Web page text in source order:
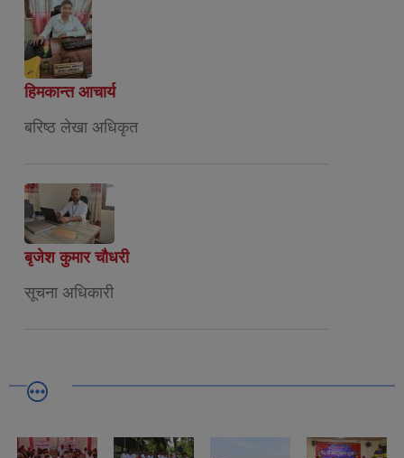
हिमकान्त आचार्य
बरिष्ठ लेखा अधिकृत
बृजेश कुमार चौधरी
सूचना अधिकारी